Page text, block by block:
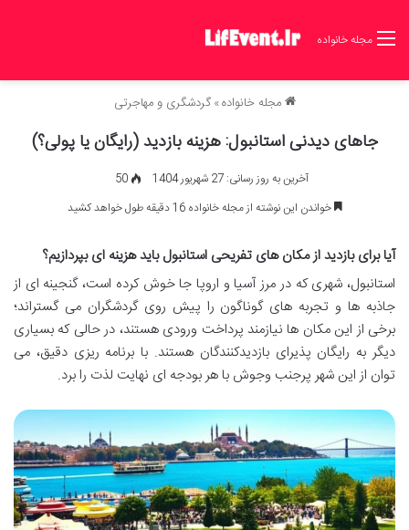
مجله خانواده
مجله خانواده» گردشگری و مهاجرتی
جاهای دیدنی استانبول: هزینه بازدید (رایگان یا پولی؟)
آخرین به روز رسانی: 27 شهریور 1404
50
خواندن این نوشته از مجله خانواده 16 دقیقه طول خواهد کشید
آیا برای بازدید از مکان های تفریحی استانبول باید هزینه ای بپردازیم؟
استانبول، شهری که در مرز آسیا و اروپا جا خوش کرده است، گنجینه ای از
جاذبه ها و تجربه های گوناگون را پیش روی گردشگران می گستراند؛
برخی از این مکان ها نیازمند پرداخت ورودی هستند، در حالی که بسیاری
دیگر به رایگان پذیرای بازدیدکنندگان هستند. با برنامه ریزی دقیق، می
توان از این شهر پرجنب وجوش با هر بودجه ای نهایت لذت را برد.